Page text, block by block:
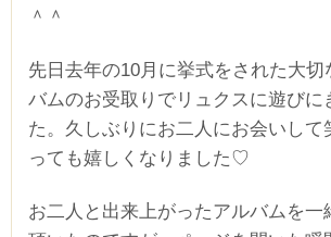
＾＾
先日去年の10月に挙式をされた大
バムのお受取りでリュクスに遊びに
た。久しぶりにお二人にお会いして
っても嬉しくなりました♡
お二人と出来上がったアルバムを一